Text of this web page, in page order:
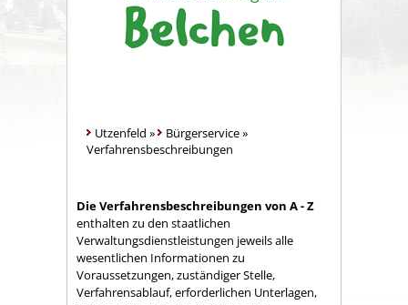
Utzenfeld » Bürgerservice»
Verfahrensbeschreibungen
Die Verfahrensbeschreibungen von A - Z
enthalten zu den staatlichen
Verwaltungsdienstleistungen jeweils alle
wesentlichen Informationen zu
Voraussetzungen, zuständiger Stelle,
Verfahrensablauf, erforderlichen Unterlagen,